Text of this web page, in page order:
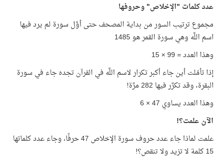
عدد كلمات "الإخلاص" وحروفها
مجموع ترتيب السور من بداية المصحف حتى أوَّل سورة لم يرد فيها
اسم اللَّه وهي سورة القمر هو 1485
وهذا العدد = 99 × 15
إذا تأمّلت أين جاء أكبر تكرار لاسم اللَّه في القرآن تجده جاء في سورة
البقرة، وقد تكرَّر فيها 282 مرَّة!
وهذا العدد يساوي 47 × 6
الآن علمت؟!
علمت لماذا جاء عدد حروف سورة الإخلاص 47 حرفًا، وجاء عدد كلماتها
15 كلمة لا تزيد ولا تنقص؟!